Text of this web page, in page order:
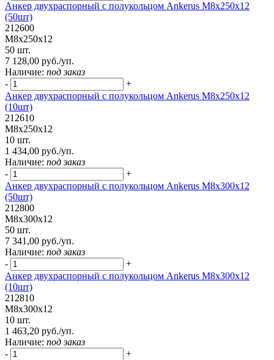
Анкер двухраспорный с полукольцом Ankerus М8х250х12
(50шт)
212600
М8х250х12
50 шт.
7 128,00 руб./уп.
Наличие: под заказ
-
+
Анкер двухраспорный с полукольцом Ankerus М8х250х12
(10шт)
212610
М8х250х12
10 шт.
1 434,00 руб./уп.
Наличие: под заказ
-
+
Анкер двухраспорный с полукольцом Ankerus М8х300х12
(50шт)
212800
М8х300х12
50 шт.
7 341,00 руб./уп.
Наличие: под заказ
-
+
Анкер двухраспорный с полукольцом Ankerus М8х300х12
(10шт)
212810
М8х300х12
10 шт.
1 463,20 руб./уп.
Наличие: под заказ
-
+